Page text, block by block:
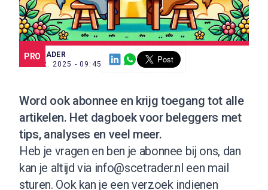
PRO
SCE TRADER
30 APR. 2025 - 09:45
Word ook abonneeen krijg toegang tot alle
artikelen. Het dagboek voor beleggers met
tips, analyses en veel meer.
Heb je vragen en ben je abonnee bij ons, dan
kan je altijd via info@scetrader.nl een mail
sturen. Ook kan je een verzoek indienen